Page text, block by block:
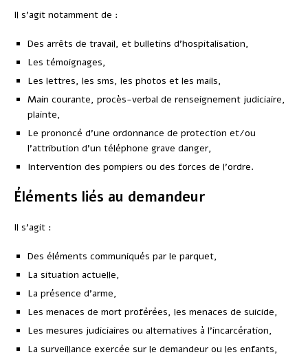
Il s’agit notamment de :
Des arrêts de travail, et bulletins d’hospitalisation,
Les témoignages,
Les lettres, les sms, les photos et les mails,
Main courante, procès-verbal de renseignement judiciaire,
plainte,
Le prononcé d’une ordonnance de protection et/ou
l’attribution d’un téléphone grave danger,
Intervention des pompiers ou des forces de l’ordre.
Éléments liés au demandeur
Il s’agit :
Des éléments communiqués par le parquet,
La situation actuelle,
La présence d’arme,
Les menaces de mort proférées, les menaces de suicide,
Les mesures judiciaires ou alternatives à l’incarcération,
La surveillance exercée sur le demandeur ou les enfants,